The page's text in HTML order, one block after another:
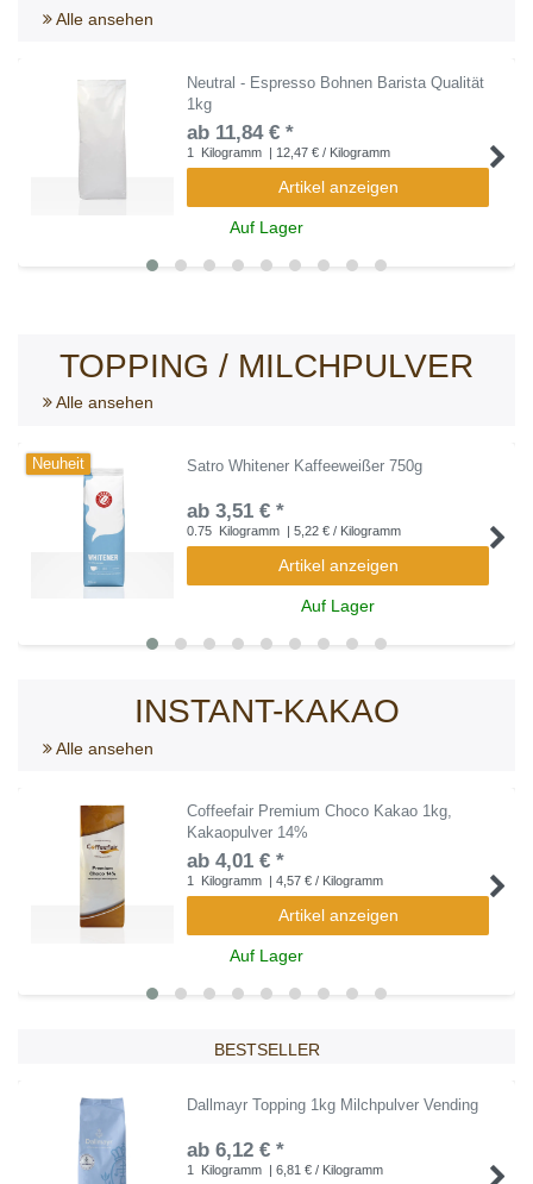
Alle ansehen
Neutral - Espresso Bohnen Barista Qualität
1kg
ab 11,84 € *
1 Kilogramm | 12,47 € / Kilogramm
Artikel anzeigen
Auf Lager
TOPPING / MILCHPULVER
Alle ansehen
Neuheit Satro Whitener Kaffeeweißer 750g
ab 3,51 € *
0.75 Kilogramm | 5,22 € / Kilogramm
Artikel anzeigen
Auf Lager
INSTANT-KAKAO
Alle ansehen
Coffeefair Premium Choco Kakao 1kg,
Kakaopulver 14%
ab 4,01 € *
1 Kilogramm | 4,57 € / Kilogramm
Artikel anzeigen
Auf Lager
BESTSELLER
Dallmayr Topping 1kg Milchpulver Vending
ab 6,12 € *
1 Kilogramm | 6,81 € / Kilogramm